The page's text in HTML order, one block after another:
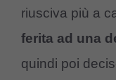
riusciva più a
ferita ad una
quindi poi